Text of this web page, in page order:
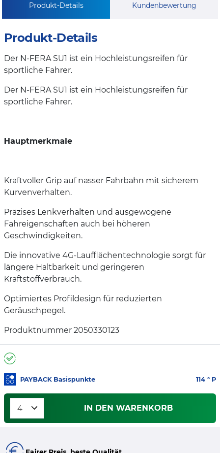
Produkt-Details Kundenbewertung
Produkt-Details
Der N-FERA SU1 ist ein Hochleistungsreifen für
sportliche Fahrer.
Der N-FERA SU1 ist ein Hochleistungsreifen für
sportliche Fahrer.
Hauptmerkmale
Kraftvoller Grip auf nasser Fahrbahn mit sicherem
Kurvenverhalten.
Präzises Lenkverhalten und ausgewogene
Fahreigenschaften auch bei höheren
Geschwindigkeiten.
Die innovative 4G-Laufflächentechnologie sorgt für
längere Haltbarkeit und geringeren
Kraftstoffverbrauch.
Optimiertes Profildesign für reduzierten
Geräuschpegel.
Produktnummer 2050330123
PAYBACK Basispunkte 114 ° P
IN DEN WARENKORB